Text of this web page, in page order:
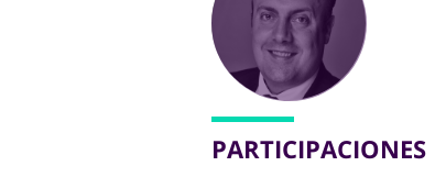
PARTICIPACIONES